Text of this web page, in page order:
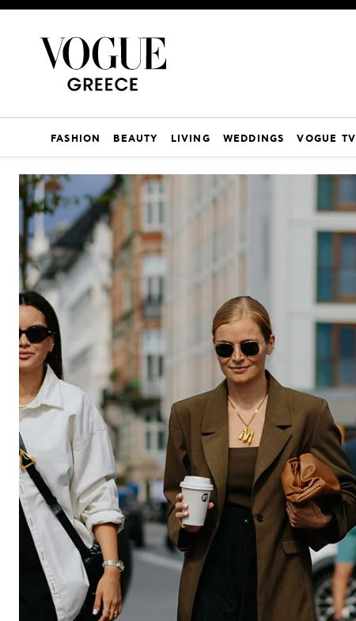
FASHION BEAUTY LIVING WEDDINGS VOGUE TV